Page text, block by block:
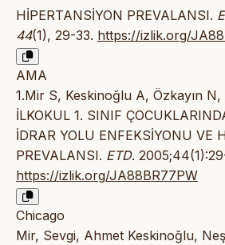
HİPERTANSİYON PREVALANSI.
44(1), 29-33. https://izlik.org/
AMA
1.Mir S, Keskinoğlu A, Özkayın N,
İLKOKUL 1. SINIF
İDRAR YOLU ENFEKSİYONU VE
PREVALANSI. ETD.
https://izlik.org/JA88BR77PW
Chicago
Mir, Sevgi, Ahmet Keskinoğlu,